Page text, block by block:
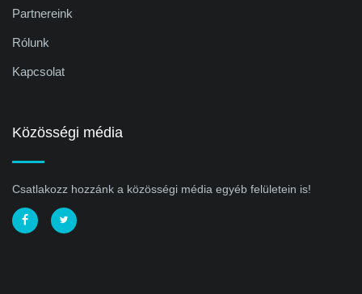
Partnereink
Rólunk
Kapcsolat
Közösségi média
Csatlakozz hozzánk a közösségi média egyéb felületein is!